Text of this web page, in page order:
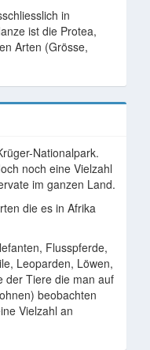
in
ist die Protea,
Arten (Grösse,
Nationalpark.
noch eine Vielzahl
im ganzen Land.
die es in Afrika
Flusspferde,
Leoparden, Löwen,
der Tiere die man auf
beobachten
Vielzahl an